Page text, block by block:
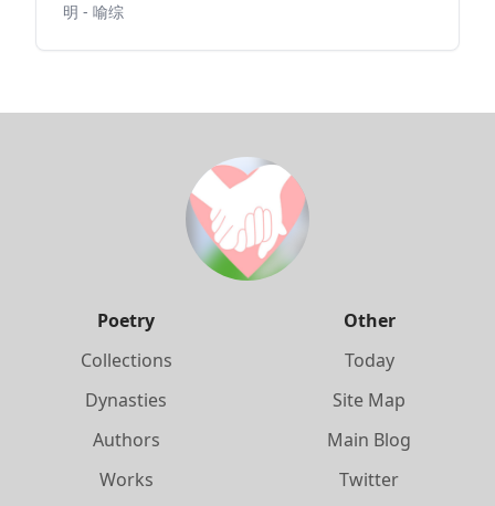
明 - 喻综
Poetry
Collections
Dynasties
Authors
Works
Other
Today
Site Map
Main Blog
Twitter